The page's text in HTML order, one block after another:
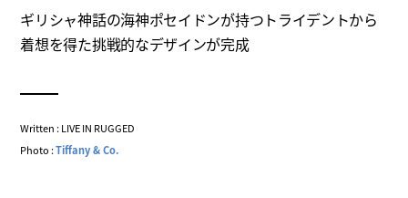
ギリシャ神話の海神ポセイドンが持つトライデントから
着想を得た挑戦的なデザインが完成
Written : LIVE IN RUGGED
Photo :Tiffany & Co.